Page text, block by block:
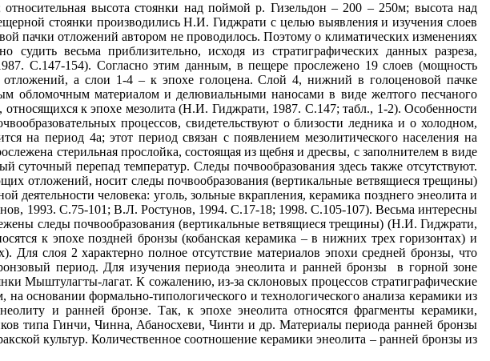
высота стоянки над поймой р. Гизельдон – 200 – 250м; высота над
стоянки производились Н.И. Гиджрати с целью выявления и изучения слоев
пачки отложений автором не проводилось. Поэтому о климатических изменениях
весьма приблизительно, исходя из стратиграфических данных разреза,
С.147-154). Согласно этим данным, в пещере прослежено 19 слоев (мощность
а слои 1-4 – к эпохе голоцена. Слой 4, нижний в голоценовой пачке
обломочным материалом и делювиальными наносами в виде желтого песчаного
к эпохе мезолита (Н.И. Гиджрати, 1987. С.147; табл., 1-2). Особенности
процессов, свидетельствуют о близости ледника и о холодном,
на период 4а; этот период связан с появлением мезолитического населения на
стерильная прослойка, состоящая из щебня и дресвы, с заполнителем в виде
перепад температур. Следы почвообразования здесь также отсутствуют.
отложений, носит следы почвообразования (вертикальные ветвящиеся трещины)
человека: уголь, зольные вкрапления, керамика позднего энеолита и
1993. С.75-101; В.Л. Ростунов, 1994. С.17-18; 1998. С.105-107). Весьма интересны
следы почвообразования (вертикальные ветвящиеся трещины) (Н.И. Гиджрати,
к эпохе поздней бронзы (кобанская керамика – в нижних трех горизонтах) и
Для слоя 2 характерно полное отсутствие материалов эпохи средней бронзы, что
период. Для изучения периода энеолита и ранней бронзы в горной зоне
Мыштулагты-лагат. К сожалению, из-за склоновых процессов стратиграфические
основании формально-типологического и технологического анализа керамики из
и ранней бронзе. Так, к эпохе энеолита относятся фрагменты керамики,
типа Гинчи, Чинна, Абаносхеви, Чинти и др. Материалы периода ранней бронзы
культур. Количественное соотношение керамики энеолита – ранней бронзы из